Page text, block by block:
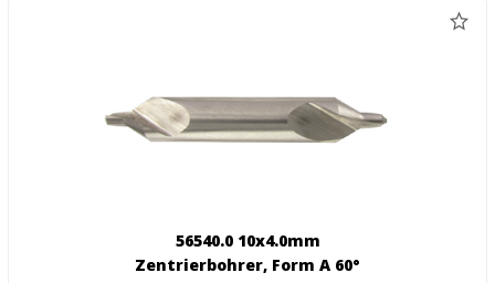
56540.0 10x4.0mm
Zentrierbohrer, Form A 60°